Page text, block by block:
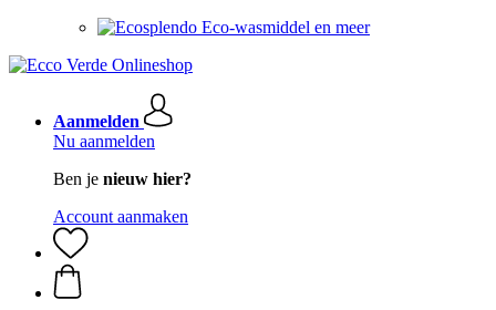
Eco-wasmiddel en meer
Aanmelden
Nu aanmelden
Ben je nieuw hier?
Account aanmaken